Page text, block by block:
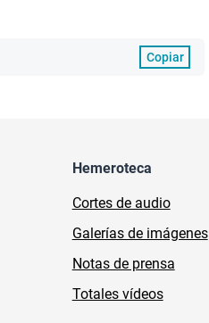
Copiar
Hemeroteca
Cortes de audio
Galerías de imágenes
Notas de prensa
Totales vídeos